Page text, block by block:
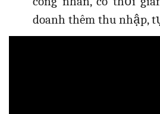
doanh thêm thu nhập,